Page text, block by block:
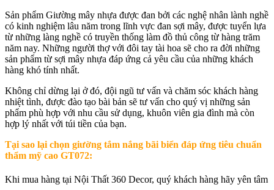
Sản phẩm Giường mây nhựa được đan bởi các nghệ nhân lành nghề
có kinh nghiệm lâu năm trong lĩnh vực đan sợi mây, được tuyển lựa
từ những làng nghề có truyền thống làm đồ thủ công từ hàng trăm
năm nay. Những người thợ với đôi tay tài hoa sẽ cho ra đời những
sản phẩm từ sợi mây nhựa đáp ứng cả yêu cầu của những khách
hàng khó tính nhất.
Không chỉ dừng lại ở đó, đội ngũ tư vấn và chăm sóc khách hàng
nhiệt tình, được đào tạo bài bản sẽ tư vấn cho quý vị những sản
phẩm phù hợp với nhu cầu sử dụng, khuôn viên gia đình mà còn
hợp lý nhất với túi tiền của bạn.
Tại sao lại chọn giường tắm nắng bãi biển đáp ứng tiêu chuẩn
thẩm mỹ cao GT072:
Khi mua hàng tại Nội Thất 360 Decor, quý khách hàng hãy yên tâm